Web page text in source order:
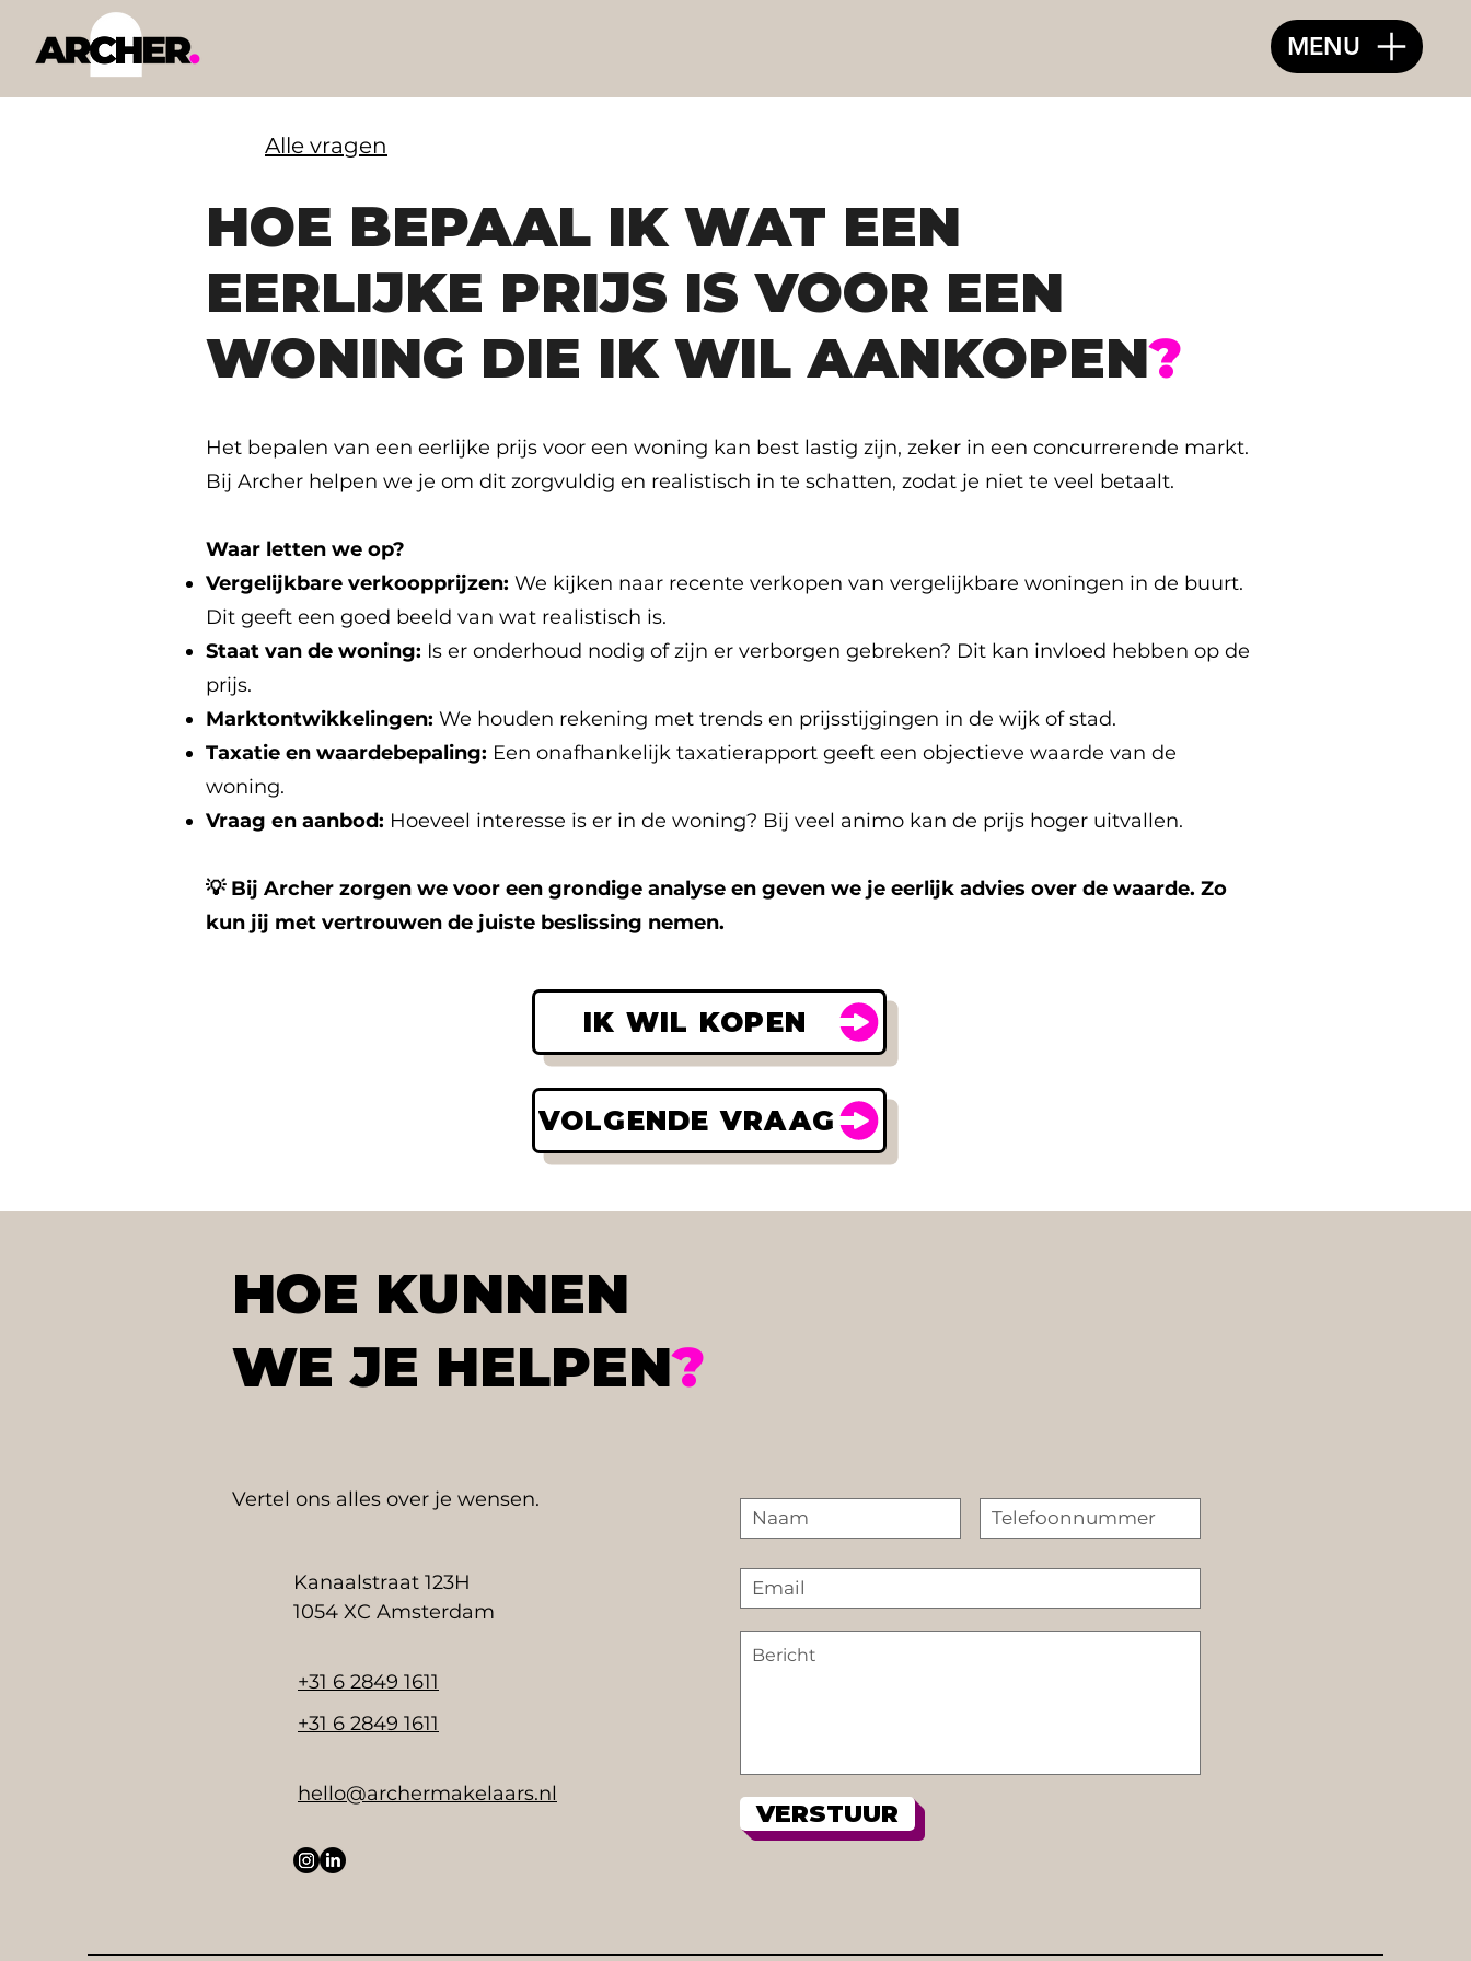
MENU
Alle vragen
HOE BEPAAL IK WAT EEN
EERLIJKE PRIJS IS VOOR EEN
WONING DIE IK WIL AANKOPEN?
Het bepalen van een eerlijke prijs voor een woning kan best lastig zijn, zeker in een concurrerende markt.
Bij Archer helpen we je om dit zorgvuldig en realistisch in te schatten, zodat je niet te veel betaalt.
Waar letten we op?
Vergelijkbare verkoopprijzen: We kijken naar recente verkopen van vergelijkbare woningen in de buurt.
Dit geeft een goed beeld van wat realistisch is.
Staat van de woning: Is er onderhoud nodig of zijn er verborgen gebreken? Dit kan invloed hebben op de
prijs.
Marktontwikkelingen: We houden rekening met trends en prijsstijgingen in de wijk of stad.
Taxatie en waardebepaling: Een onafhankelijk taxatierapport geeft een objectieve waarde van de
woning.
Vraag en aanbod: Hoeveel interesse is er in de woning? Bij veel animo kan de prijs hoger uitvallen.
💡 Bij Archer zorgen we voor een grondige analyse en geven we je eerlijk advies over de waarde. Zo
kun jij met vertrouwen de juiste beslissing nemen.
IK WIL KOPEN
VOLGENDE VRAAG
HOE KUNNEN
WE JE HELPEN?
Vertel ons alles over je wensen.
Kanaalstraat 123H
1054 XC Amsterdam
+31 6 2849 1611
+31 6 2849 1611
hello@archermakelaars.nl
VERSTUUR